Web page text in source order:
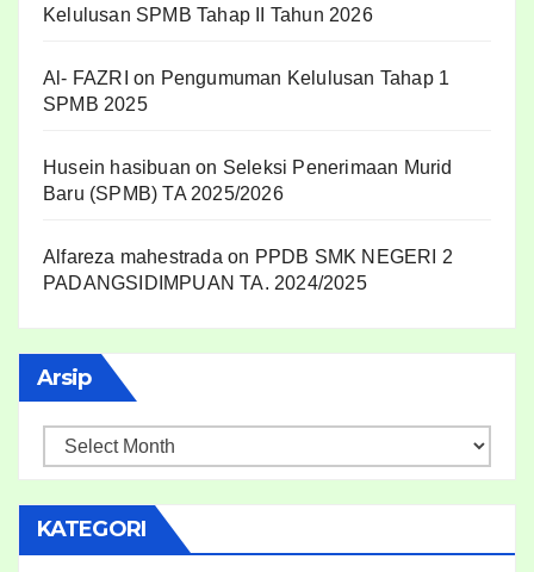
Kelulusan SPMB Tahap II Tahun 2026
Al- FAZRI on Pengumuman Kelulusan Tahap 1
SPMB 2025
Husein hasibuan on Seleksi Penerimaan Murid
Baru (SPMB) TA 2025/2026
Alfareza mahestrada on PPDB SMK NEGERI 2
PADANGSIDIMPUAN TA. 2024/2025
Arsip
KATEGORI